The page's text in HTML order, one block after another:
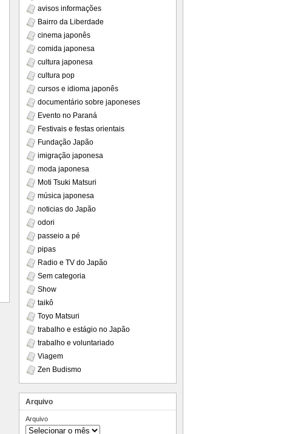
avisos informações
Bairro da Liberdade
cinema japonês
comida japonesa
cultura japonesa
cultura pop
cursos e idioma japonês
documentário sobre japoneses
Evento no Paraná
Festivais e festas orientais
Fundação Japão
imigração japonesa
moda japonesa
Moti Tsuki Matsuri
música japonesa
noticias do Japão
odori
passeio a pé
pipas
Radio e TV do Japão
Sem categoria
Show
taikô
Toyo Matsuri
trabalho e estágio no Japão
trabalho e voluntariado
Viagem
Zen Budismo
Arquivo
Arquivo